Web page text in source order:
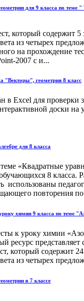
для 9 класса по теме
который содержит
из четырех
на прохождение
2007 с и...
"Векторы", геометрия 8 класс
в Excel для проверки
доски на
для 8 класса
«Квадратные
8 класса.
использованы
повторения
химии 9 класса по теме
к уроку химии
ресурс представляет
который содержит
из четырех
в 7 классе